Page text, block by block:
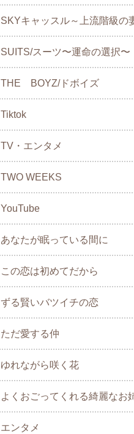
SKYキャッスル～上流階級の
SUITS/スーツ〜運命の選択〜
THE BOYZ/ドボイズ
Tiktok
TV・エンタメ
TWO WEEKS
YouTube
あなたが眠っている間に
この恋は初めてだから
ずる賢いバツイチの恋
ただ愛する仲
ゆれながら咲く花
よくおごってくれる綺麗なお
エンタメ